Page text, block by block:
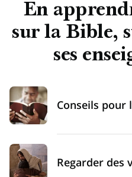
En
sur la Bible,
ses
Conseils pour
Regarder des